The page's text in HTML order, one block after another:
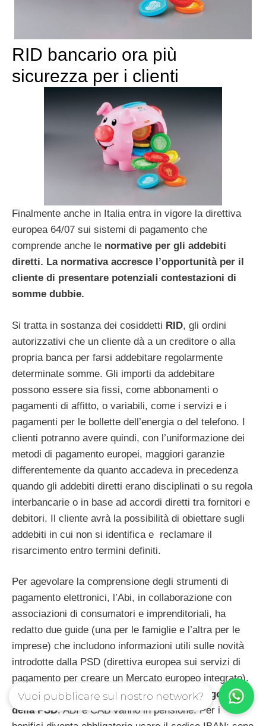
RID bancario ora più
sicurezza per i clienti
Finalmente anche in Italia entra in vigore la direttiva
europea 64/07 sui sistemi di pagamento che
comprende anche le normative per gli addebiti
diretti. La normativa accresce l’opportunità per il
cliente di presentare potenziali contestazioni di
somme dubbie.
Si tratta in sostanza dei cosiddetti RID, gli ordini
autorizzativi che un cliente dà a un creditore o alla
propria banca per farsi addebitare regolarmente
determinate somme. Gli importi da addebitare
possono essere sia fissi, come abbonamenti o
pagamenti di affitto, o variabili, come i servizi e i
pagamenti per le bollette dell’energia o del telefono. I
clienti potranno avere quindi, con l’uniformazione dei
metodi di pagamento europei, maggiori garanzie
differentemente da quanto accadeva in precedenza
quando gli addebiti diretti erano disciplinati o su regola
interbancarie o in base ad accordi diretti tra fornitori e
debitori. Il cliente avrà la possibilità di obiettare sugli
addebiti in cui non si identifica e reclamare il
risarcimento entro termini definiti.
Per agevolare la comprensione degli strumenti di
pagamento elettronici, l’Abi, in collaborazione con
associazioni di consumatori e imprenditoriali, ha
redatto due guide (una per le famiglie e l’altra per le
imprese) che includono informazioni utili sulle novità
introdotte dalla PSD (direttiva europea sui servizi di
pagamento per creare un Mercato europeo integrato).
Ecco leprincipali novità con l’entrata in vigore
della PSD: ABI e CAB vanno in pensione. Per i
Vuoi pubblicare sul nostro network?